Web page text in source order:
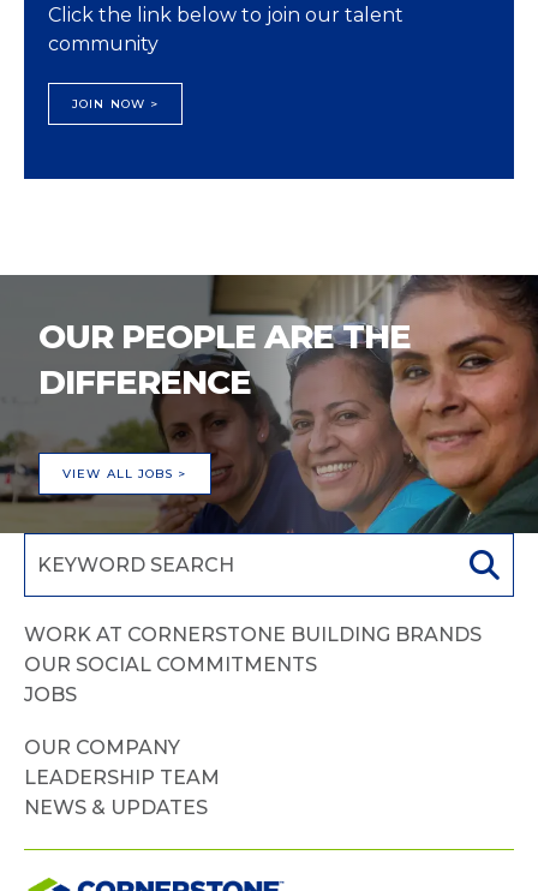
Click the link below to join our talent
community
JOIN NOW >
OUR PEOPLE ARE THE
DIFFERENCE
VIEW ALL JOBS >
WORK AT CORNERSTONE BUILDING BRANDS
OUR SOCIAL COMMITMENTS
JOBS
OUR COMPANY
LEADERSHIP TEAM
NEWS & UPDATES